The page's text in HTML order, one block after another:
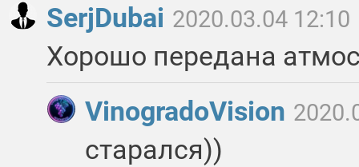
SerjDubai 2020.03.04 12:10
Хорошо передана
VinogradoVision
старался))